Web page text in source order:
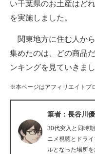
経営リーダーのコミュニ
企業向けIT製品の総合サ
IT製品の技術・比較・事例
い千葉県のお土産はど
を実施しました。
関東地方に住む人か
集めたのは、どの商品
ンキングを見ていきまし
※本ページはアフィリエイトプ
筆者：長谷川
30代突入と同時
ニメ視聴とドラ
ルとなった場所を